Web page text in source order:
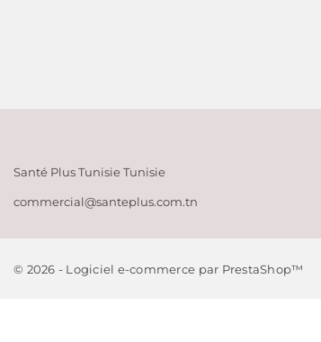
Santé Plus TunisieTunisie
commercial@santeplus.com.tn
© 2026 - Logiciel e-commerce par PrestaShop™